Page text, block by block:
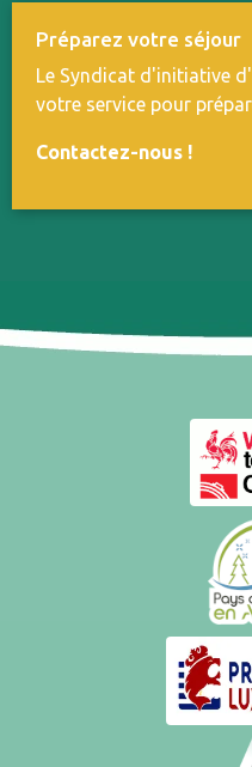
Préparez votre séjour
Le Syndicat d'initiative
votre service pour
Contactez-nous !